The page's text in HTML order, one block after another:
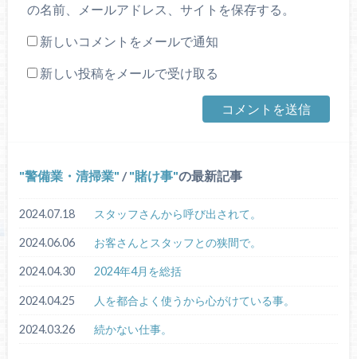
の名前、メールアドレス、サイトを保存する。
新しいコメントをメールで通知
新しい投稿をメールで受け取る
警備業・清掃業 / 賭け事 の最新記事
2024.07.18 スタッフさんから呼び出されて。
2024.06.06 お客さんとスタッフとの狭間で。
2024.04.30 2024年4月を総括
2024.04.25 人を都合よく使うから心がけている事。
2024.03.26 続かない仕事。